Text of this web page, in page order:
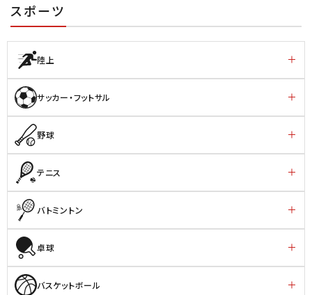
スポーツ
陸上
サッカー・フットサル
野球
テニス
バトミントン
卓球
バスケットボール